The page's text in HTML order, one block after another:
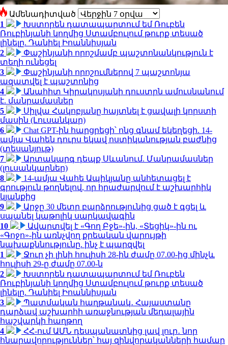
Ամենադիտված
1
Խստորեն դատապարտում եմ Ռուբեն
Ռուբինյանի կողմից Ստամբուլում թուրք տեսած
լինելը. Դանիել Իոաննիսյան
2
Փաշինյանի որոշմամբ պաշտոնանկություն է
տեղի ունեցել
3
Փաշինյանի որոշումներով 7 պաշտոնյա
ազատվել է պաշտոնից
4
Անահիտ Կիրակոսյանի դուստրն ամուսնանում
է. մանրամասներ
5
Սիլվա Հակոբյանը հայտնել է ցավալի կորստի
մասին (Լուսանկար)
6
Chat GPT-ին հարցրեցի՝ ոնց գնամ եկեղեցի. 14-
ամյա Վահեն դուրս եկավ ոստիկանության բաժնից
(տեսանյութ)
7
Արտակարգ դեպք Սևանում. Մանրամասներ
(լուսանկարներ)
8
14-ամյա Վահե Ապիկյանը անհետացել է
գրություն թողնելով, որ հրաժարվում է աշխարհիկ
կյանքից
9
Արջը 30 մետր բարձրությունից ցած է գցել և
սպանել կաթոլիկ սարկավագին
10
Ավարտվել է «Գող Բջե»-ին, «Տեցիկ»-ին ու
«Գոջո»-ին առնչվող քրեական վարույթի
նախաքննությունը. ինչ է պարզվել
1
Ջուր չի լինի հուլիսի 28-ին ժամը 07.00-ից մինչև
հուլիսի 29-ը ժամը 07.00-ն
2
Խստորեն դատապարտում եմ Ռուբեն
Ռուբինյանի կողմից Ստամբուլում թուրք տեսած
լինելը. Դանիել Իոաննիսյան
3
Պատմական հաղթանակ․ Հայաստանը
դարձավ աշխարհի առաջնության մեդալային
հաշվարկի հաղթող
4
ՀՀ-ում ԱՄՆ դեսպանատնից լավ լուր․ նոր
հնարավորություններ՝ հայ զինվորականների համար